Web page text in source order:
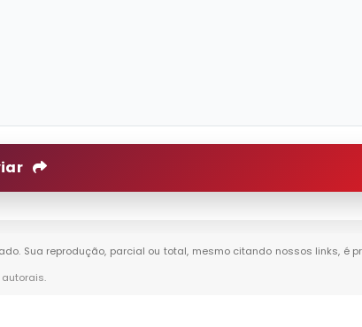
Sua reprodução, parcial ou total, mesmo citando nossos links, é
autorais.